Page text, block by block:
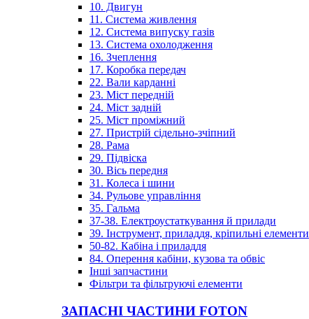
10. Двигун
11. Система живлення
12. Система випуску газів
13. Система охолодження
16. Зчеплення
17. Коробка передач
22. Вали карданні
23. Міст передній
24. Міст задній
25. Міст проміжний
27. Пристрій сідельно-зчіпний
28. Рама
29. Підвіска
30. Вісь передня
31. Колеса і шини
34. Рульове управління
35. Гальма
37-38. Електроустаткування й прилади
39. Інструмент, приладдя, кріпильні елементи
50-82. Кабіна і приладдя
84. Оперення кабіни, кузова та обвіс
Інші запчастини
Фільтри та фільтруючі елементи
ЗАПАСНІ ЧАСТИНИ FOTON